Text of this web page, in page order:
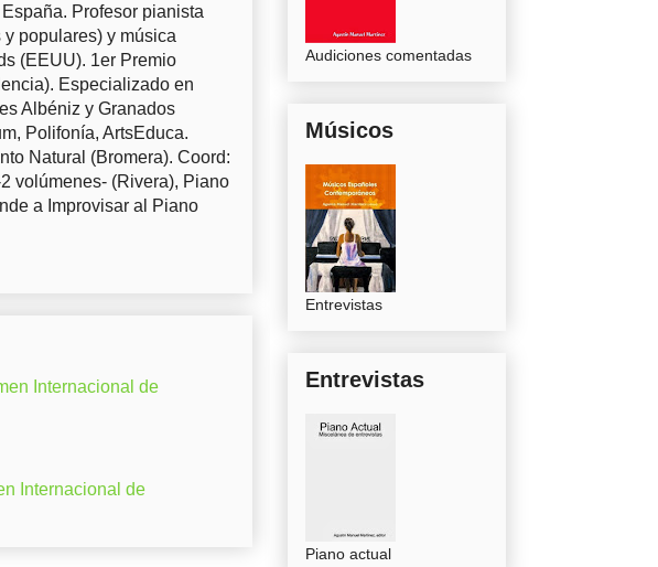
Profesor pianista
populares) y música
(EEUU). 1er Premio
Especializado en
Albéniz y Granados
Polifonía, ArtsEduca.
Natural (Bromera). Coord:
volúmenes- (Rivera), Piano
a Improvisar al Piano
Internacional de
Internacional de
Audiciones comentadas
Músicos
Entrevistas
Entrevistas
Piano actual